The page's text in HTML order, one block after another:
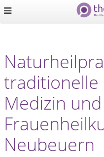
traditionelle
Medizin und
Neubeuern